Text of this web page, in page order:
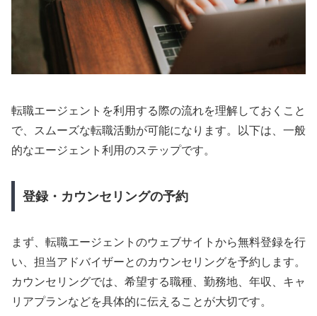
転職エージェントを利用する際の流れを理解しておくこと
で、スムーズな転職活動が可能になります。以下は、一般
的なエージェント利用のステップです。
登録・カウンセリングの予約
まず、転職エージェントのウェブサイトから無料登録を行
い、担当アドバイザーとのカウンセリングを予約します。
カウンセリングでは、希望する職種、勤務地、年収、キャ
リアプランなどを具体的に伝えることが大切です。